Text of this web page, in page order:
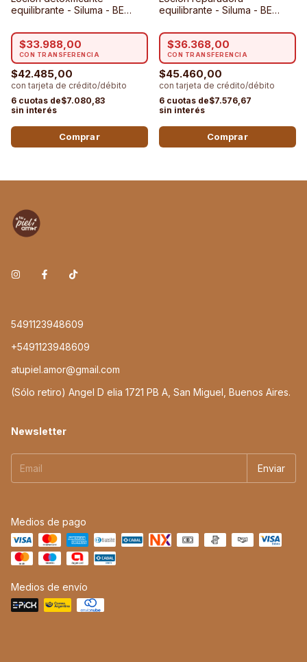
equilibrante - Siluma - BE
Rostro y cuerpo
$42.485,00
$7.080,83
$33.988,00
equilibrante - Siluma - BE
Rostro y cuerpo
$45.460,00
$7.576,67
$36.368,00
5491123948609
+5491123948609
atupiel.amor@gmail.com
(Sólo retiro) Angel D elia 1721 PB A, San Miguel, Buenos Aires.
Newsletter
Medios de pago
Medios de envío